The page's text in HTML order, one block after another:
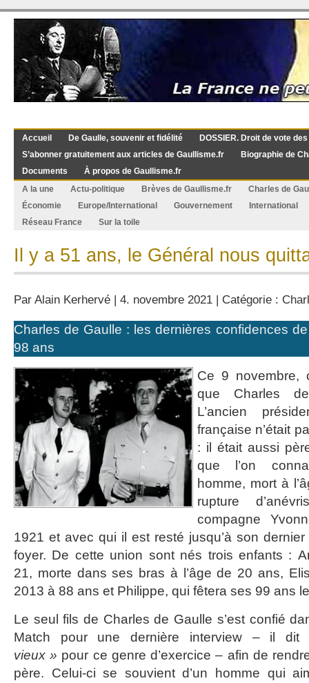
Accueil De Gaulle, souvenir et fidélité
DOSSIER. Droit de vote
S’abonner gratuitement aux articles de Gaullisme.fr
Biographie de
Documents
À propos de Gaullisme.fr
A la une
Actu-politique Brèves de Gaullisme.fr
Charles de
Économie
Europe/International Gouvernement
International
Réseau France
Sur la toile
Il y a 51 ans, le Général nous
Par Alain Kerhervé | 4. novembre 2021 | Catégorie :
Charles de Gaulle : les dernières confidences
98 ans
Ce 9 novembre,
que Charles
L’ancien
française n’était
: il était aussi
que l’on
homme, mort à
rupture
compagne
1921 et avec qui il est resté jusqu’à son
foyer. De cette union sont nés trois enfants :
21, morte dans ses bras à l’âge de 20 ans,
2013 à 88 ans et Philippe, qui fêtera ses 99 ans
Le seul fils de Charles de Gaulle s’est confié
Match pour une dernière interview – il dit
vieux » pour ce genre d’exercice – afin de
père. Celui-ci se souvient d’un homme qui